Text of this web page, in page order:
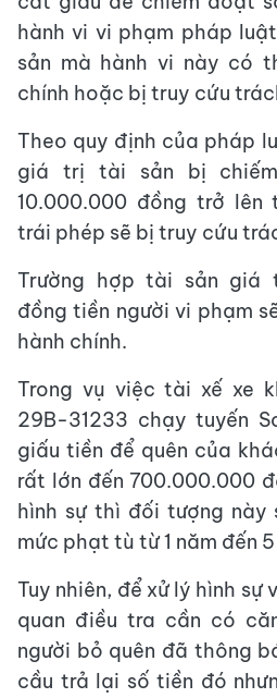
hành vi vi phạm pháp
sản mà hành vi này có
chính hoặc bị truy cứu
Theo quy định của pháp
giá trị tài sản bị
10.000.000 đồng trở lên
trái phép sẽ bị truy cứu
Trường hợp tài sản giá
đồng tiền người vi phạm
hành chính.
Trong vụ việc tài xế xe
29B-31233 chạy tuyến
giấu tiền để quên của
rất lớn đến 700.000.000
hình sự thì đối tượng
mức phạt tù từ 1 năm đến
Tuy nhiên, để xử lý hình
quan điều tra cần có
người bỏ quên đã thông
cầu trả lại số tiền đó